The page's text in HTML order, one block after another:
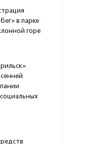
в парке
горе